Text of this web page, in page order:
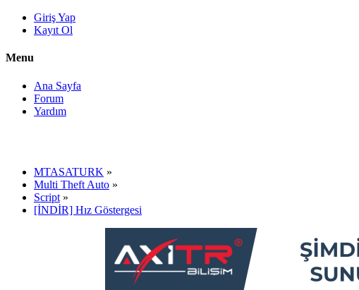
Giriş Yap
Kayıt Ol
Menu
Ana Sayfa
Forum
Yardım
MTASATURK »
Multi Theft Auto »
Script »
[İNDİR] Hız Göstergesi